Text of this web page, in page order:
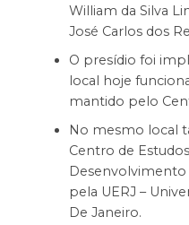
William da Silva
José Carlos dos
O presídio foi
local hoje
mantido pelo
No mesmo local
Centro de
pela UERJ –
De Janeiro.